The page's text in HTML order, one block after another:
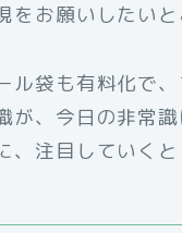
をお願いしたいと
ル袋も有料化で
が、今日の非常
、注目していくと